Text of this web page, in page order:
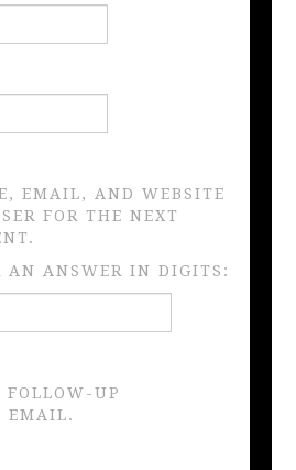
EMAIL, AND WEBSITE
FOR THE NEXT
AN ANSWER IN DIGITS:
FOLLOW-UP
EMAIL.